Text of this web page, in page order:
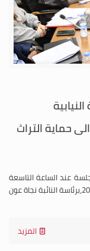
حماية التراث
عند الساعة التاسعة
والنصف من قبل ظهر يوم الثلاثاء الواقع فيه20/1/2026،برئاسة النائبة نجاة عون
المزيد